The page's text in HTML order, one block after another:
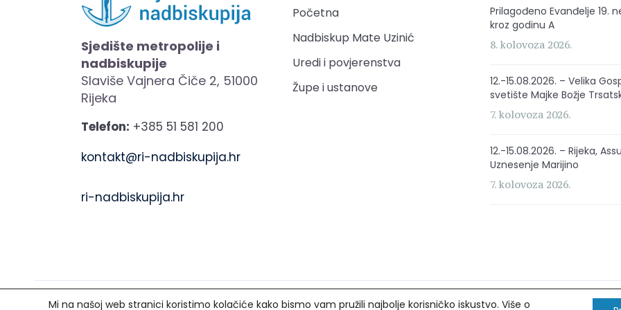
Sjedište metropolije i
nadbiskupije
Slaviše Vajnera Čiče 2, 51000
Rijeka
Telefon: +385 51 581 200
kontakt@ri-nadbiskupija.hr
ri-nadbiskupija.hr
Početna
Nadbiskup Mate Uzinić
Uredi i povjerenstva
Župe i ustanove
Prilagođeno Evanđelje 19.
kroz godinu A
8. kolovoza 2026.
12.-15.08.2026. – Velika
svetište Majke Božje
7. kolovoza 2026.
12.-15.08.2026. – Rijeka,
Uznesenje Marijino
7. kolovoza 2026.
Copyright © 2021. Riječka nadbiskupija. Sva prava pridržana.
Mi na našoj web stranici koristimo kolačiće kako bismo vam pružili najbolje korisničko iskustvo. Više o